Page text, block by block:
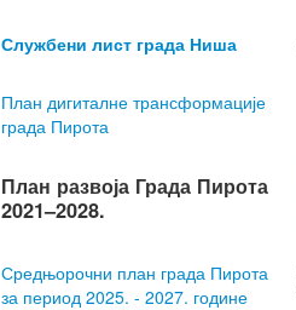
Службени лист града Ниша
План дигиталне трансформације
града Пирота
План развоја Града Пирота
2021–2028.
Средњорочни план града Пирота
за период 2025. - 2027. године